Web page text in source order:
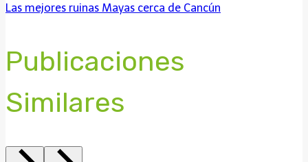
Las mejores ruinas Mayas cerca de Cancún
Publicaciones
Similares